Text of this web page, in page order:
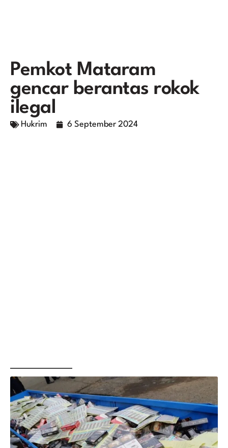
Pemkot Mataram
gencar berantas rokok
ilegal
Hukrim 6 September 2024